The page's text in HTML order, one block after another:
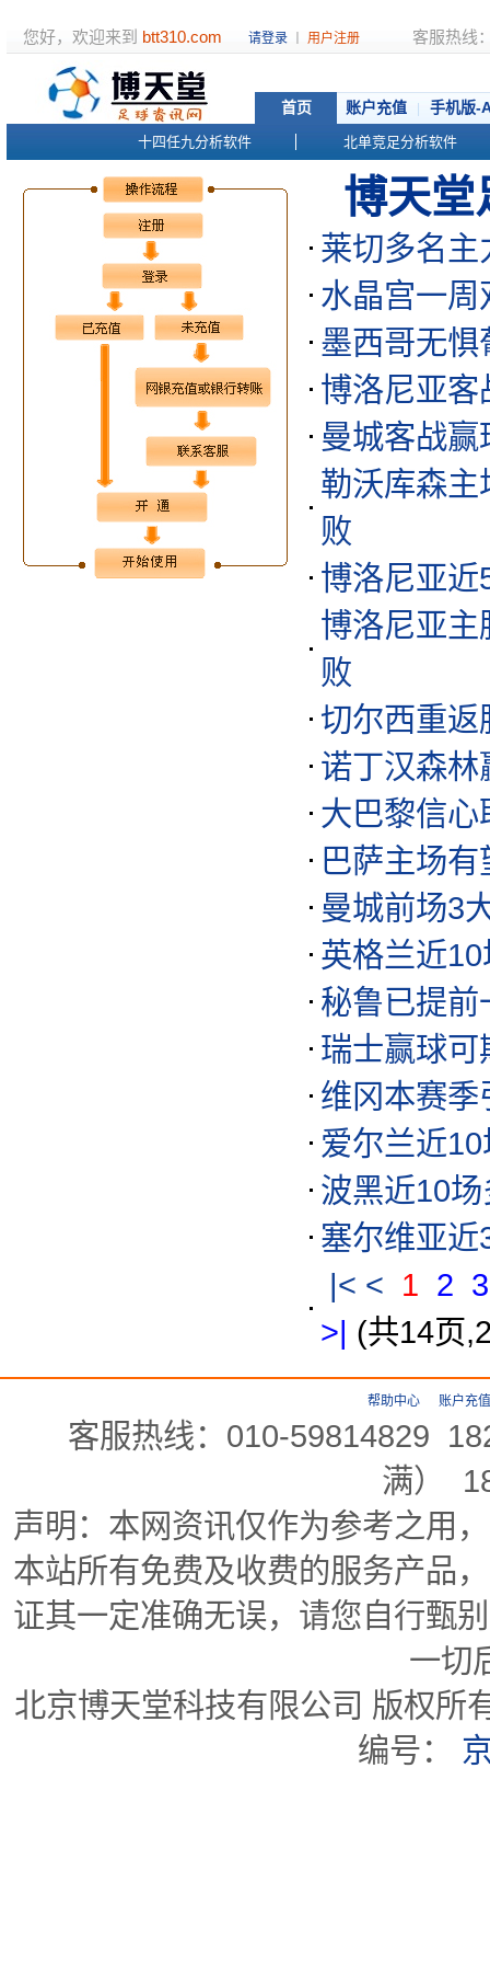
您好，欢迎来到 btt310.com 请登录 用户注册 客服热线
首页 账户充值 手机版-
十四任九分析软件 北单竞足分析软件
博天堂
莱切多名主
水晶宫一周
墨西哥无惧
博洛尼亚客
曼城客战
勒沃库森主
败
博洛尼亚近
博洛尼亚主
败
切尔西重返
诺丁汉森林
大巴黎信心
巴萨主场
曼城前场3
英格兰近
秘鲁已提前
瑞士赢球可
维冈本赛季
爱尔兰近
波黑近10
塞尔维亚近
|< < 1 2 3
>| (共14页
帮助中心 账户充值
客服热线：010-59814829
满）
声明：本网资讯仅作为参考之用
本站所有免费及收费的服务产品
证其一定准确无误，请您自行甄
一切
北京博天堂科技有限公司 版权所
编号：